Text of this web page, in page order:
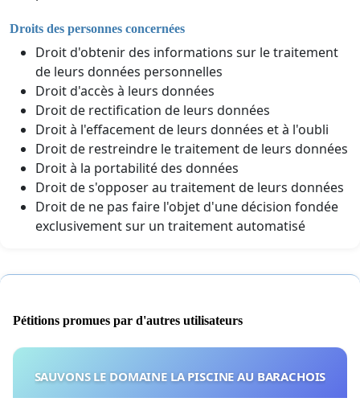
Droits des personnes concernées
Droit d'obtenir des informations sur le traitement
de leurs données personnelles
Droit d'accès à leurs données
Droit de rectification de leurs données
Droit à l'effacement de leurs données et à l'oubli
Droit de restreindre le traitement de leurs données
Droit à la portabilité des données
Droit de s'opposer au traitement de leurs données
Droit de ne pas faire l'objet d'une décision fondée
exclusivement sur un traitement automatisé
Pétitions promues par d'autres utilisateurs
SAUVONS LE DOMAINE LA PISCINE AU BARACHOIS